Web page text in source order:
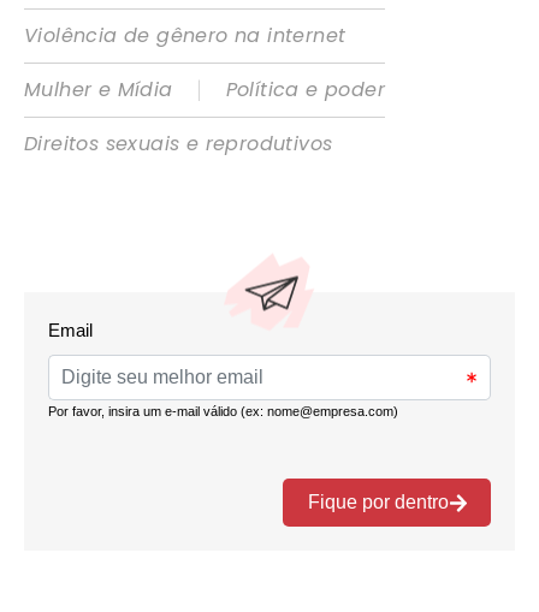
Violência de gênero na internet
Mulher e Mídia
|
Política e poder
Direitos sexuais e reprodutivos